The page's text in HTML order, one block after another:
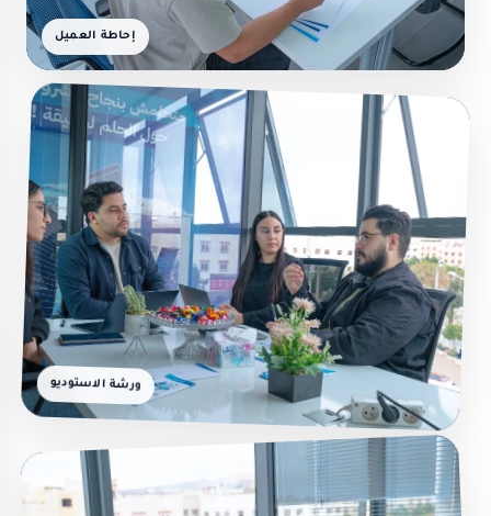
إحاطة العميل
ورشة الاستوديو